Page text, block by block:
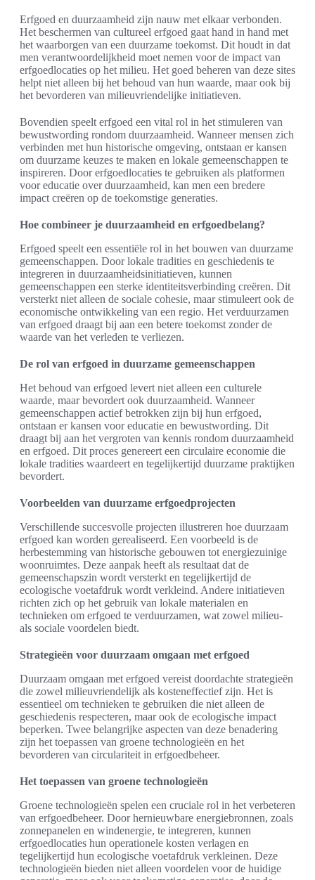
Erfgoed en duurzaamheid zijn nauw met elkaar verbonden.
Het beschermen van cultureel erfgoed gaat hand in hand met
het waarborgen van een duurzame toekomst. Dit houdt in dat
men verantwoordelijkheid moet nemen voor de impact van
erfgoedlocaties op het milieu. Het goed beheren van deze sites
helpt niet alleen bij het behoud van hun waarde, maar ook bij
het bevorderen van milieuvriendelijke initiatieven.
Bovendien speelt erfgoed een vital rol in het stimuleren van
bewustwording rondom duurzaamheid. Wanneer mensen zich
verbinden met hun historische omgeving, ontstaan er kansen
om duurzame keuzes te maken en lokale gemeenschappen te
inspireren. Door erfgoedlocaties te gebruiken als platformen
voor educatie over duurzaamheid, kan men een bredere
impact creëren op de toekomstige generaties.
Hoe combineer je duurzaamheid en erfgoedbelang?
Erfgoed speelt een essentiële rol in het bouwen van duurzame
gemeenschappen. Door lokale tradities en geschiedenis te
integreren in duurzaamheidsinitiatieven, kunnen
gemeenschappen een sterke identiteitsverbinding creëren. Dit
versterkt niet alleen de sociale cohesie, maar stimuleert ook de
economische ontwikkeling van een regio. Het verduurzamen
van erfgoed draagt bij aan een betere toekomst zonder de
waarde van het verleden te verliezen.
De rol van erfgoed in duurzame gemeenschappen
Het behoud van erfgoed levert niet alleen een culturele
waarde, maar bevordert ook duurzaamheid. Wanneer
gemeenschappen actief betrokken zijn bij hun erfgoed,
ontstaan er kansen voor educatie en bewustwording. Dit
draagt bij aan het vergroten van kennis rondom duurzaamheid
en erfgoed. Dit proces genereert een circulaire economie die
lokale tradities waardeert en tegelijkertijd duurzame praktijken
bevordert.
Voorbeelden van duurzame erfgoedprojecten
Verschillende succesvolle projecten illustreren hoe duurzaam
erfgoed kan worden gerealiseerd. Een voorbeeld is de
herbestemming van historische gebouwen tot energiezuinige
woonruimtes. Deze aanpak heeft als resultaat dat de
gemeenschapszin wordt versterkt en tegelijkertijd de
ecologische voetafdruk wordt verkleind. Andere initiatieven
richten zich op het gebruik van lokale materialen en
technieken om erfgoed te verduurzamen, wat zowel milieu-
als sociale voordelen biedt.
Strategieën voor duurzaam omgaan met erfgoed
Duurzaam omgaan met erfgoed vereist doordachte strategieën
die zowel milieuvriendelijk als kosteneffectief zijn. Het is
essentieel om technieken te gebruiken die niet alleen de
geschiedenis respecteren, maar ook de ecologische impact
beperken. Twee belangrijke aspecten van deze benadering
zijn het toepassen van groene technologieën en het
bevorderen van circulariteit in erfgoedbeheer.
Het toepassen van groene technologieën
Groene technologieën spelen een cruciale rol in het verbeteren
van erfgoedbeheer. Door hernieuwbare energiebronnen, zoals
zonnepanelen en windenergie, te integreren, kunnen
erfgoedlocaties hun operationele kosten verlagen en
tegelijkertijd hun ecologische voetafdruk verkleinen. Deze
technologieën bieden niet alleen voordelen voor de huidige